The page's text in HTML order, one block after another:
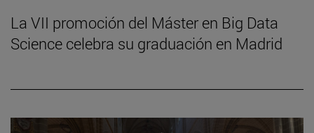
La VII promoción del Máster en Big Data
Science celebra su graduación en Madrid